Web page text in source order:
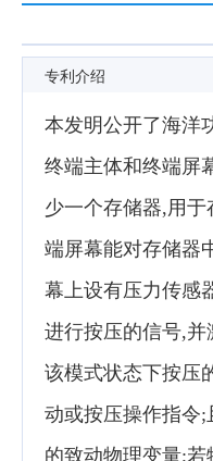
专利介绍
本发明公开了海洋
终端主体和终端屏
少一个存储器,用
端屏幕能对存储器
幕上设有压力传感
进行按压的信号,
该模式状态下按压
动或按压操作指令
的致动物理变量;